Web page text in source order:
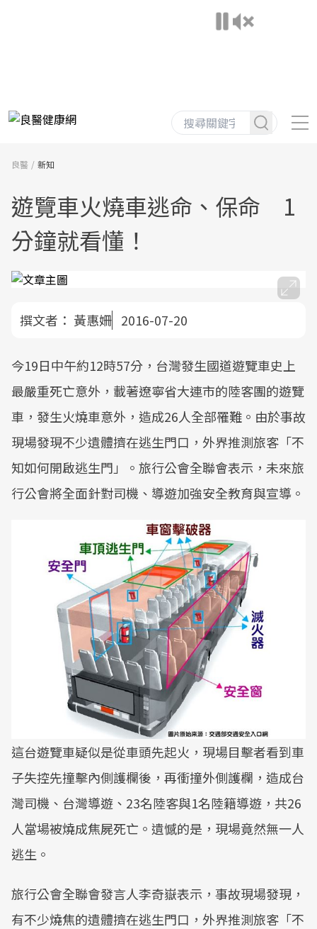
良醫 新知
遊覽車火燒車逃命、保命 1
分鐘就看懂！
撰文者： 黃惠姍 2016-07-20
今19日中午約12時57分，台灣發生國道遊覽車史上
最嚴重死亡意外，載著遼寧省大連市的陸客團的遊覽
車，發生火燒車意外，造成26人全部罹難。由於事故
現場發現不少遺體擠在逃生門口，外界推測旅客「不
知如何開啟逃生門」。旅行公會全聯會表示，未來旅
行公會將全面針對司機、導遊加強安全教育與宣導。
這台遊覽車疑似是從車頭先起火，現場目擊者看到車
子失控先撞擊內側護欄後，再衝撞外側護欄，造成台
灣司機、台灣導遊、23名陸客與1名陸籍導遊，共26
人當場被燒成焦屍死亡。遺憾的是，現場竟然無一人
逃生。
旅行公會全聯會發言人李奇嶽表示，事故現場發現，
有不少燒焦的遺體擠在逃生門口，外界推測旅客「不